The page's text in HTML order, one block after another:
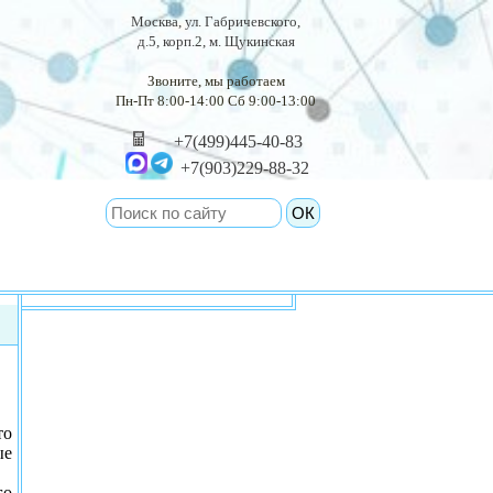
Москва, ул. Габричевского,
д.5, корп.2, м. Щукинская
Звоните, мы работаем
Пн-Пт 8:00-14:00 Сб 9:00-13:00
+7(499)445-40-83
+7(903)229-88-32